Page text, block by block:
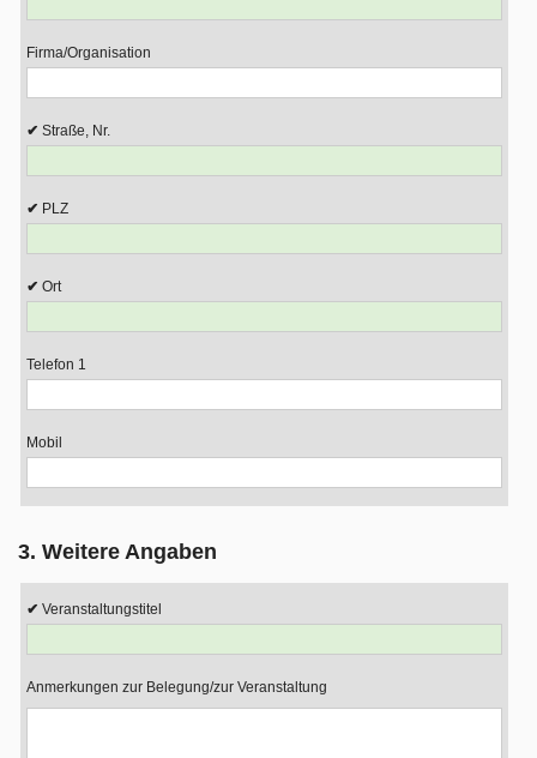
Firma/Organisation
Straße, Nr.
PLZ
Ort
Telefon 1
Mobil
3. Weitere Angaben
Veranstaltungstitel
Anmerkungen zur Belegung/zur Veranstaltung